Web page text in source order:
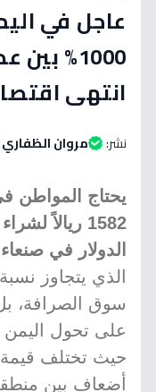
عاجل في
1000%
انتهى
نشر: مروان الظفاري
يحتاج المواطن
1582 ريالاً
الدولار في صنعاء 540 ريالاً فقط.
سوق الصرافة،
على تحول اليمن
حيث تختلف قيمة
أضعاف بين